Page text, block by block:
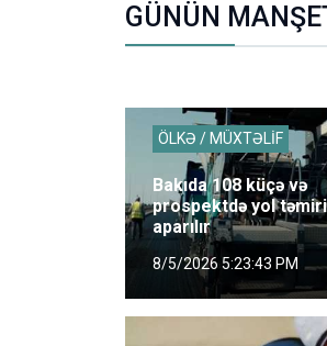
GÜNÜN
ÖLKƏ / MÜXTƏLİF
Bakıda 108 küçə və
prospektdə yol təmiri
aparılır
8/5/2026 5:23:43 PM